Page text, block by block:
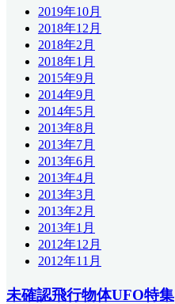
2019年10月
2018年12月
2018年2月
2018年1月
2015年9月
2014年9月
2014年5月
2013年8月
2013年7月
2013年6月
2013年4月
2013年3月
2013年2月
2013年1月
2012年12月
2012年11月
未確認飛行物体UFO特集